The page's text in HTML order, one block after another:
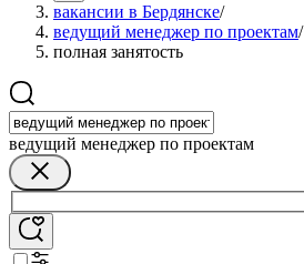
вакансии в Бердянске/
ведущий менеджер по проектам/
полная занятость
ведущий менеджер по проектам